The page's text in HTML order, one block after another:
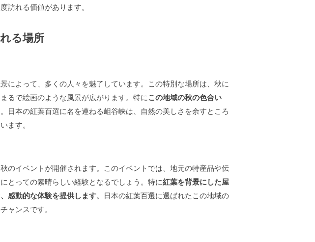
訪れる価値があります。
る場所
によって、多くの人々を魅了しています。この特別な場所は、秋に
るで絵画のような風景が広がります。特にこの地域の秋の色合い
日本の紅葉百選に名を連ねる岨谷峡は、自然の美しさを余すところ
ます。
のイベントが開催されます。このイベントでは、地元の特産品や伝
とっての素晴らしい経験となるでしょう。特に紅葉を背景にした屋
感動的な体験を提供します。日本の紅葉百選に選ばれたこの地域の
ャンスです。